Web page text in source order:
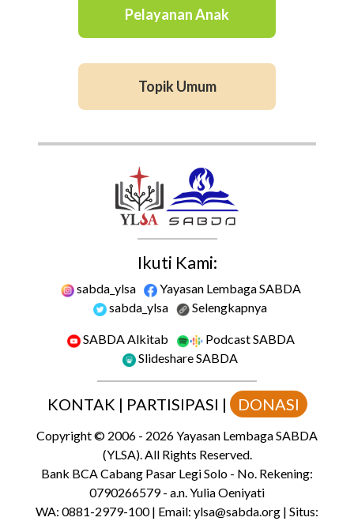
Pelayanan Anak
Topik Umum
Ikuti Kami:
sabda_ylsa
Yayasan Lembaga SABDA
sabda_ylsa
Selengkapnya
SABDA Alkitab
Podcast SABDA
Slideshare SABDA
KONTAK | PARTISIPASI | DONASI
Copyright© 2006 - 2026Yayasan Lembaga SABDA
(YLSA).All Rights Reserved.
Bank BCA Cabang Pasar Legi Solo - No. Rekening:
0790266579 - a.n. Yulia Oeniyati
WA: 0881-2979-100| Email: ylsa@sabda.org | Situs: